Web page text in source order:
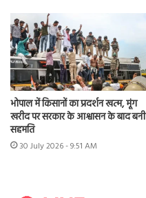
भोपाल में किसानों का प्रदर्शन खत्म, मूंग
खरीद पर सरकार के आश्वासन के बाद बनी
सहमति
30 July 2026 - 9:51 AM